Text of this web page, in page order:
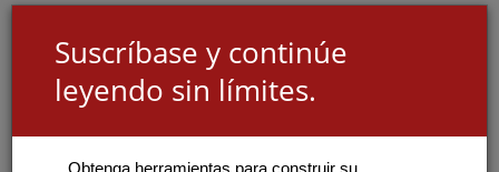
Suscríbase y continúe
leyendo sin límites.